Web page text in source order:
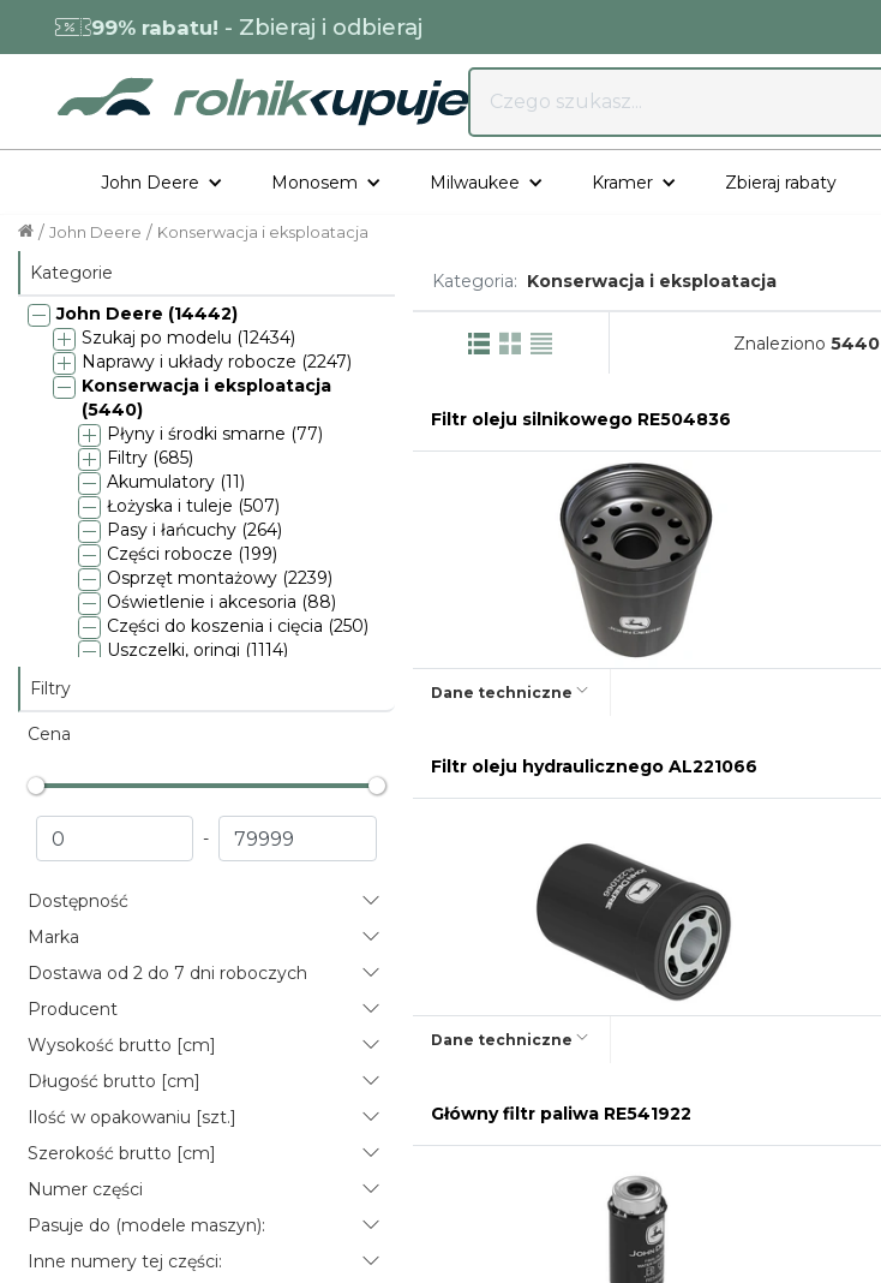
99% rabatu! - Zbieraj i odbieraj
John Deere Monosem Milwaukee Kramer Zbieraj rabaty
Konserwacja i eksploatacja
/
John Deere
/
Kategorie
John Deere (14442)
Szukaj po modelu (12434)
Naprawy i układy robocze (2247)
Konserwacja i eksploatacja
(5440)
Płyny i środki smarne (77)
Filtry (685)
Akumulatory (11)
Łożyska i tuleje (507)
Pasy i łańcuchy (264)
Części robocze (199)
Osprzęt montażowy (2239)
Oświetlenie i akcesoria (88)
Części do koszenia i cięcia (250)
Uszczelki, oringi (1114)
Kramer (463)
Milwaukee (119)
Monosem (147)
Filtry
Cena
-
Dostępność
Marka
Dostawa od 2 do 7 dni roboczych
Producent
Wysokość brutto [cm]
Długość brutto [cm]
Ilość w opakowaniu [szt.]
Szerokość brutto [cm]
Numer części
Pasuje do (modele maszyn):
Inne numery tej części:
Kategoria: Konserwacja i eksploatacja
Znaleziono 5440
Filtr oleju silnikowego RE504836
Dane techniczne
Filtr oleju hydraulicznego AL221066
Dane techniczne
Główny filtr paliwa RE541922